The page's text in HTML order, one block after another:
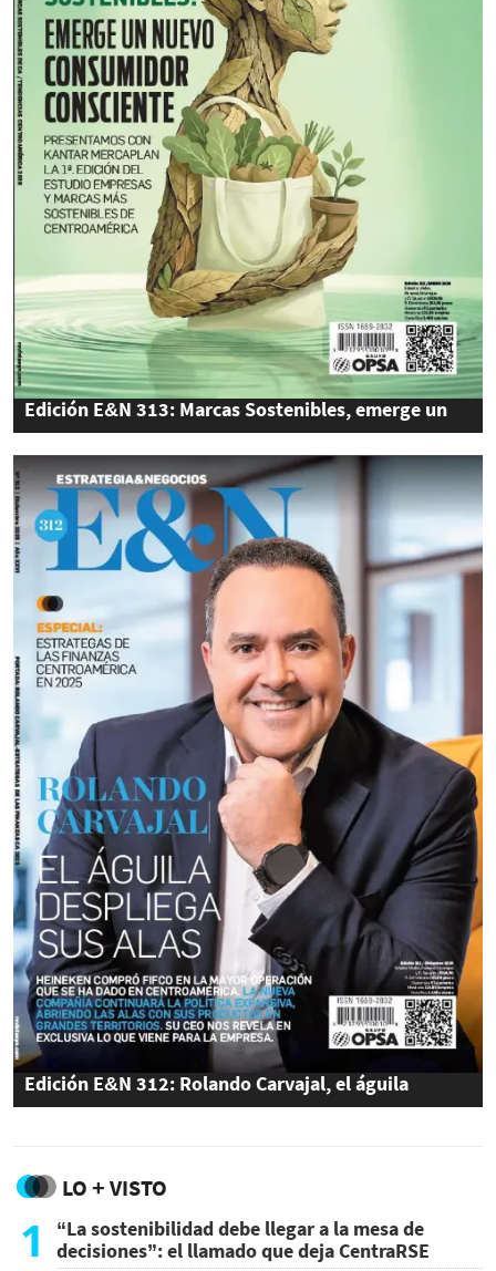
Edición E&N 313: Marcas Sostenibles, emerge un
nuevo consumidor consciente
Edición E&N 312: Rolando Carvajal, el águila
despliega sus alas
LO + VISTO
1
“La sostenibilidad debe llegar a la mesa de
decisiones”: el llamado que deja CentraRSE